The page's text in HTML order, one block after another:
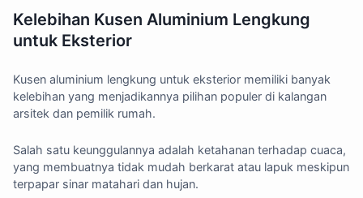
Kelebihan Kusen Aluminium Lengkung
untuk Eksterior
Kusen aluminium lengkung untuk eksterior memiliki banyak
kelebihan yang menjadikannya pilihan populer di kalangan
arsitek dan pemilik rumah.
Salah satu keunggulannya adalah ketahanan terhadap cuaca,
yang membuatnya tidak mudah berkarat atau lapuk meskipun
terpapar sinar matahari dan hujan.